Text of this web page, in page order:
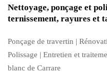
Nettoyage, ponçage et
ternissement, rayures et
Ponçage de travertin |
Polissage | Entretien et
blanc de Carrare